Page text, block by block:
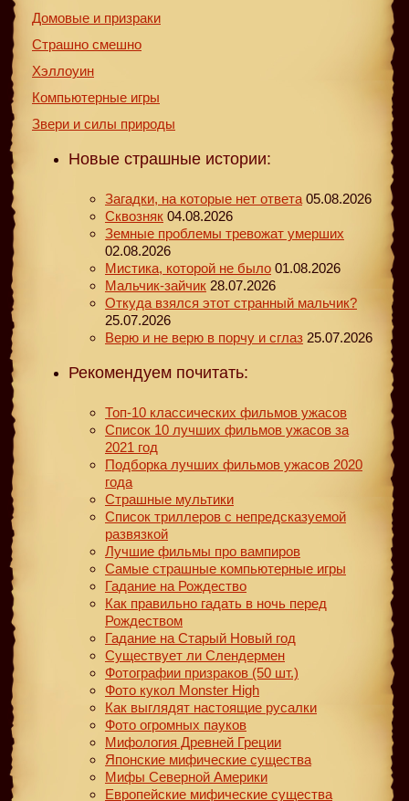
Домовые и призраки
Страшно смешно
Хэллоуин
Компьютерные игры
Звери и силы природы
Новые страшные истории:
Загадки, на которые нет ответа 05.08.2026
Сквозняк 04.08.2026
Земные проблемы тревожат умерших
02.08.2026
Мистика, которой не было 01.08.2026
Мальчик-зайчик 28.07.2026
Откуда взялся этот странный мальчик?
25.07.2026
Верю и не верю в порчу и сглаз 25.07.2026
Рекомендуем почитать:
Топ-10 классических фильмов ужасов
Список 10 лучших фильмов ужасов за
2021 год
Подборка лучших фильмов ужасов 2020
года
Страшные мультики
Список триллеров с непредсказуемой
развязкой
Лучшие фильмы про вампиров
Самые страшные компьютерные игры
Гадание на Рождество
Как правильно гадать в ночь перед
Рождеством
Гадание на Старый Новый год
Существует ли Слендермен
Фотографии призраков (50 шт.)
Фото кукол Monster High
Как выглядят настоящие русалки
Фото огромных пауков
Мифология Древней Греции
Японские мифические существа
Мифы Северной Америки
Европейские мифические существа